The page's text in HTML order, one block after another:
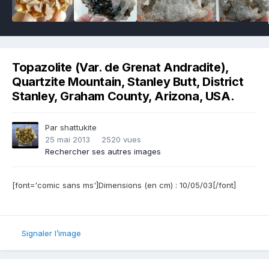
Topazolite (Var. de Grenat Andradite),
Quartzite Mountain, Stanley Butt, District
Stanley, Graham County, Arizona, USA.
Par shattukite
25 mai 2013
2520 vues
Rechercher ses autres images
[font='comic sans ms']Dimensions (en cm) : 10/05/03[/font]
Signaler l’image